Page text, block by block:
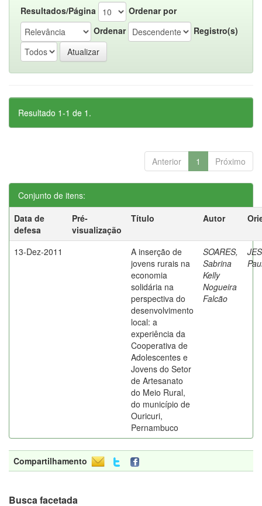
Resultados/Página
Ordenar por
Ordenar
Registro(s)
Resultado 1-1 de 1.
Anterior 1 Próximo
Conjunto de itens:
Data de
defesa
Pré-
visualização
Título Autor
13-Dez-2011
A inserção de
jovens rurais na
economia
solidária na
perspectiva do
desenvolvimento
local: a
experiência da
Cooperativa de
Adolescentes e
Jovens do Setor
de Artesanato
do Meio Rural,
do município de
Ouricuri,
Pernambuco
SOARES,
Sabrina
Kelly
Nogueira
Falcão
Compartilhamento
Busca facetada